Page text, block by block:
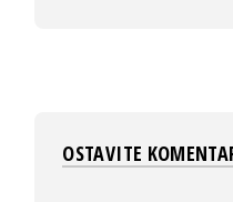
OSTAVITE